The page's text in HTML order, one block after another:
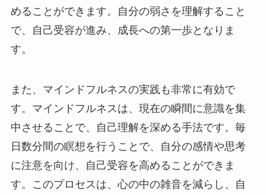
めることができます。自分の弱さを理解すること
で、自己受容が進み、成長への第一歩となりま
す。
また、マインドフルネスの実践も非常に有効で
す。マインドフルネスは、現在の瞬間に意識を集
中させることで、自己理解を深める手法です。毎
日数分間の瞑想を行うことで、自分の感情や思考
に注意を向け、自己受容を高めることができま
す。このプロセスは、心の中の雑音を減らし、自